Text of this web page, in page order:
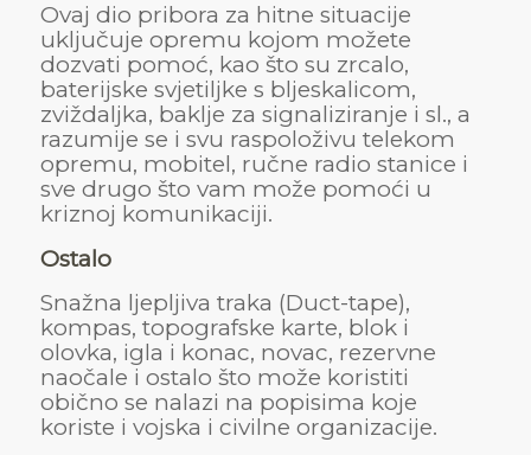
Ovaj dio pribora za hitne situacije
uključuje opremu kojom možete
dozvati pomoć, kao što su zrcalo,
baterijske svjetiljke s bljeskalicom,
zviždaljka, baklje za signaliziranje i sl., a
razumije se i svu raspoloživu telekom
opremu, mobitel, ručne radio stanice i
sve drugo što vam može pomoći u
kriznoj komunikaciji.
Ostalo
Snažna ljepljiva traka (Duct-tape),
kompas, topografske karte, blok i
olovka, igla i konac, novac, rezervne
naočale i ostalo što može koristiti
obično se nalazi na popisima koje
koriste i vojska i civilne organizacije.